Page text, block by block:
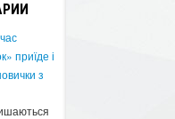
приїде і
з